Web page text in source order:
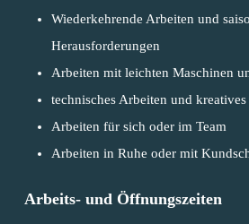
Wiederkehrende Arbeiten und
Herausforderungen
Arbeiten mit leichten Maschinen
technisches Arbeiten und
Arbeiten für sich oder im Team
Arbeiten in Ruhe oder mit
Arbeits- und Öffnungszeiten